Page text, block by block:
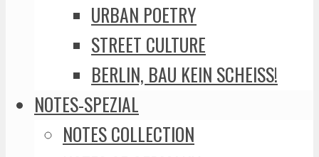
URBAN POETRY
STREET CULTURE
BERLIN, BAU KEIN SCHEISS!
NOTES-SPEZIAL
NOTES COLLECTION